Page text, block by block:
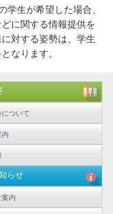
学生が希望した場合、
に関する情報提供を
対する姿勢は、学生
なります。
について
内
らせ
内